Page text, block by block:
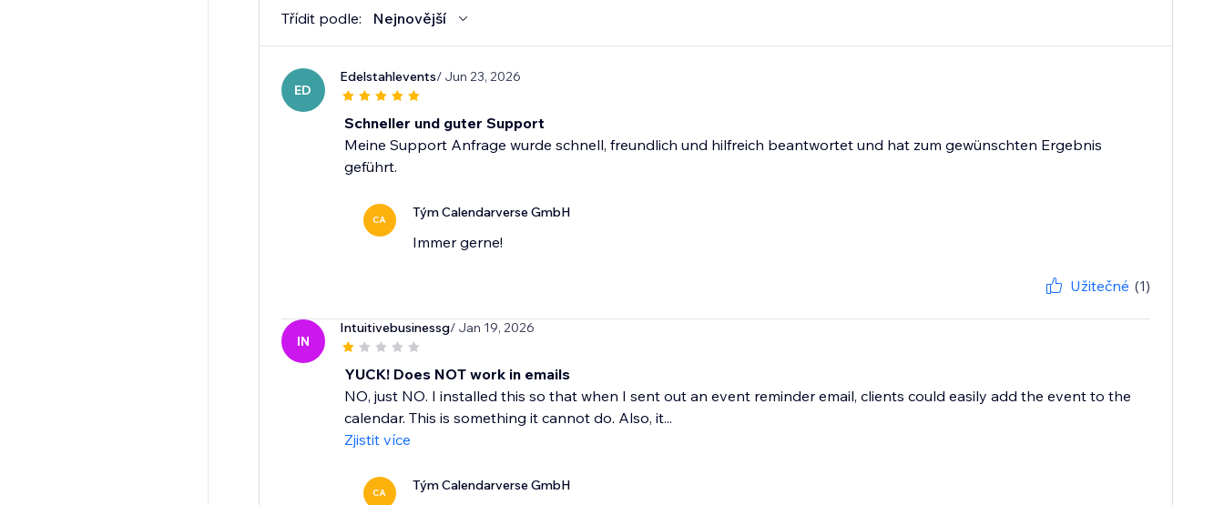
Třídit podle: Nejnovější
ED
Edelstahlevents/ Jun 23, 2026
Schneller und guter Support
Meine Support Anfrage wurde schnell, freundlich und hilfreich beantwortet und hat zum gewünschten Ergebnis
geführt.
CA Tým Calendarverse GmbH
Immer gerne!
Užitečné (1)
IN
Intuitivebusinessg/ Jan 19, 2026
YUCK! Does NOT work in emails
NO, just NO. I installed this so that when I sent out an event reminder email, clients could easily add the event to the
calendar. This is something it cannot do. Also, it...
Zjistit více
CA Tým Calendarverse GmbH